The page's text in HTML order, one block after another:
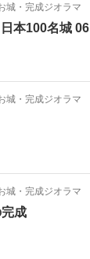
城・完成ジオラマ
本100名城 06
城・完成ジオラマ
城・完成ジオラマ
成